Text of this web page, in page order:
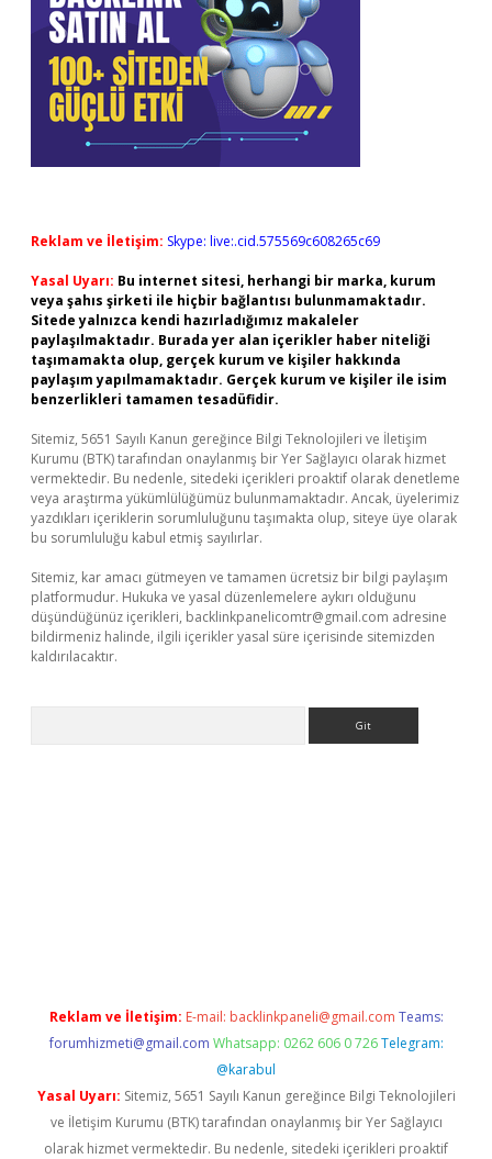
Reklam ve İletişim: Skype: live:.cid.575569c608265c69
Yasal Uyarı: Bu internet sitesi, herhangi bir marka, kurum
veya şahıs şirketi ile hiçbir bağlantısı bulunmamaktadır.
Sitede yalnızca kendi hazırladığımız makaleler
paylaşılmaktadır. Burada yer alan içerikler haber niteliği
taşımamakta olup, gerçek kurum ve kişiler hakkında
paylaşım yapılmamaktadır. Gerçek kurum ve kişiler ile isim
benzerlikleri tamamen tesadüfidir.
Sitemiz, 5651 Sayılı Kanun gereğince Bilgi Teknolojileri ve İletişim
Kurumu (BTK) tarafından onaylanmış bir Yer Sağlayıcı olarak hizmet
vermektedir. Bu nedenle, sitedeki içerikleri proaktif olarak denetleme
veya araştırma yükümlülüğümüz bulunmamaktadır. Ancak, üyelerimiz
yazdıkları içeriklerin sorumluluğunu taşımakta olup, siteye üye olarak
bu sorumluluğu kabul etmiş sayılırlar.
Sitemiz, kar amacı gütmeyen ve tamamen ücretsiz bir bilgi paylaşım
platformudur. Hukuka ve yasal düzenlemelere aykırı olduğunu
düşündüğünüz içerikleri, backlinkpanelicomtr@gmail.com adresine
bildirmeniz halinde, ilgili içerikler yasal süre içerisinde sitemizden
kaldırılacaktır.
Reklam ve İletişim: E-mail: backlinkpaneli@gmail.com Teams:
forumhizmeti@gmail.com Whatsapp: 0262 606 0 726 Telegram:
@karabul
Yasal Uyarı: Sitemiz, 5651 Sayılı Kanun gereğince Bilgi Teknolojileri
ve İletişim Kurumu (BTK) tarafından onaylanmış bir Yer Sağlayıcı
olarak hizmet vermektedir. Bu nedenle, sitedeki içerikleri proaktif